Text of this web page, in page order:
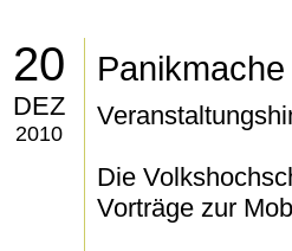
20
DEZ
2010
Die
Vorträge zur